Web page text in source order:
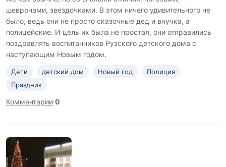
шевронами, звездочками. В этом ничего удивительного не
было, ведь они не просто сказочные дед и внучка, а
полицейские. И цель их была не простая, они отправились
поздравлять воспитанников Рузского детского дома с
наступающим Новым годом.
Дети детский дом Новый год
Полиция
Праздник
Комментарии 0